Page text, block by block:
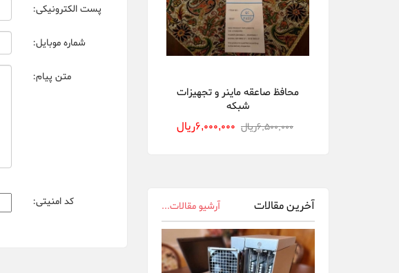
پست الکترونیکی:
شماره موبایل:
متن پیام:
کد امنیتی:
Delta
DGminer
Ningbo Sheng...
Nvidia
محافظ صاعقه ماینر و تجهیزات
شبکه
6,500,000ريال 6,000,000ريال
آخرین مقالات آرشیو مقالات...